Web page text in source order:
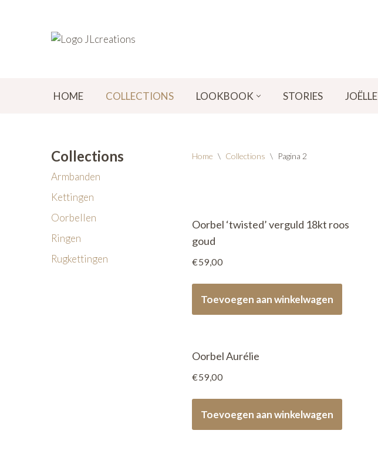
HOME COLLECTIONS LOOKBOOK STORIES JOËLLE
Collections
Armbanden
Kettingen
Oorbellen
Ringen
Rugkettingen
Home \ Collections \ Pagina 2
Oorbel ‘twisted’ verguld 18kt roos
goud
€59,00
Toevoegen aan winkelwagen
Oorbel Aurélie
€59,00
Toevoegen aan winkelwagen